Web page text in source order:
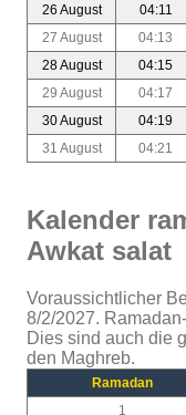
26 August
04:11
27 August
04:13
28 August
04:15
29 August
04:17
30 August
04:19
31 August
04:21
Kalender
Awkat salat
Voraussichtlicher
8/2/2027.
Dies sind auch die
den Maghreb.
Ramadan
1